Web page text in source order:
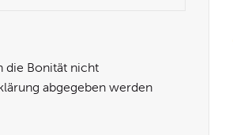
die Bonität nicht
abgegeben werden